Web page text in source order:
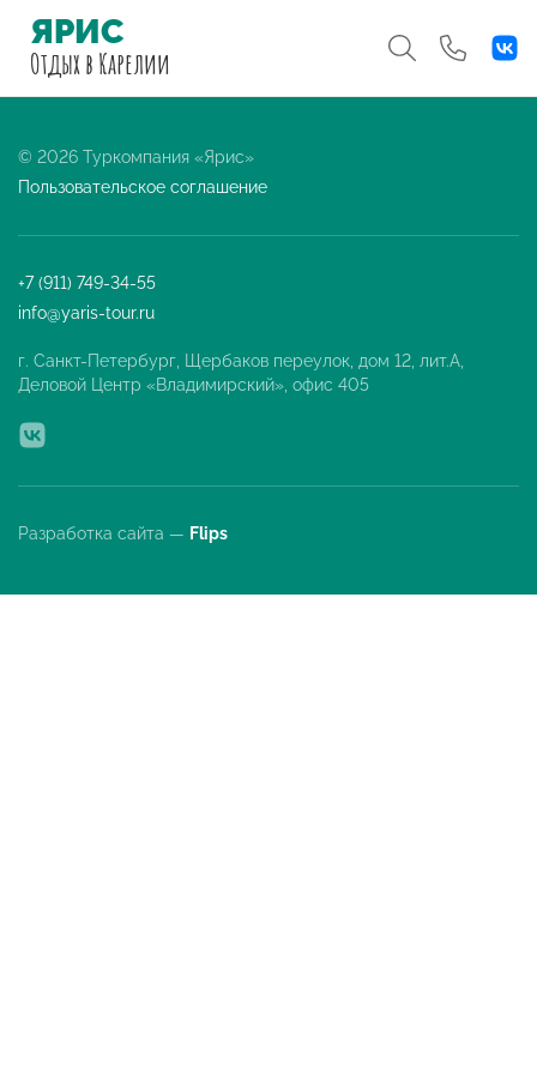
ЯРИС
Отдыхв Карелии
© 2026 Туркомпания «Ярис»
Пользовательское соглашение
+7 (911) 749-34-55
info@yaris-tour.ru
г. Санкт-Петербург, Щербаков переулок, дом 12, лит.А,
Деловой Центр «Владимирский», офис 405
Разработка сайта — Flips